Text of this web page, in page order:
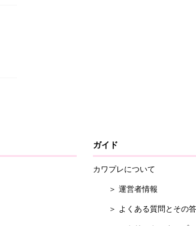
ガイド
カワプレについて
＞ 運営者情報
＞ よくある質問とその答